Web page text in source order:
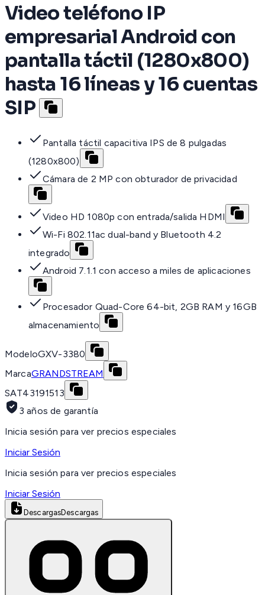
Video teléfono IP
empresarial Android con
pantalla táctil (1280x800)
hasta 16 líneas y 16 cuentas
SIP
Pantalla táctil capacitiva IPS de 8 pulgadas
(1280x800)
Cámara de 2 MP con obturador de privacidad
Video HD 1080p con entrada/salida HDMI
Wi-Fi 802.11ac dual-band y Bluetooth 4.2
integrado
Android 7.1.1 con acceso a miles de aplicaciones
Procesador Quad-Core 64-bit, 2GB RAM y 16GB
almacenamiento
ModeloGXV-3380
MarcaGRANDSTREAM
SAT43191513
3 años de garantía
Inicia sesión para ver precios especiales
Iniciar Sesión
Inicia sesión para ver precios especiales
Iniciar Sesión
DescargasDescargas